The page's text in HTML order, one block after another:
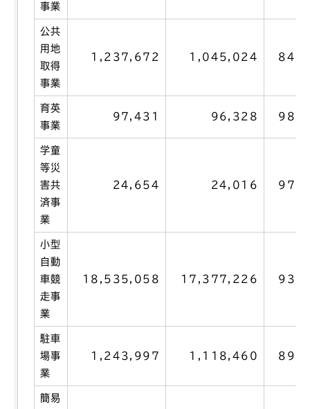
事業
公共
用地
取得
事業
1,237,672 1,045,024 84.4
育英
事業
97,431 96,328 98.9
学童
等災
害共
済事
業
24,654 24,016 97.4
小型
自動
車競
走事
業
18,535,058 17,377,226 93.8
駐車
場事
業
1,243,997 1,118,460 89.9
簡易